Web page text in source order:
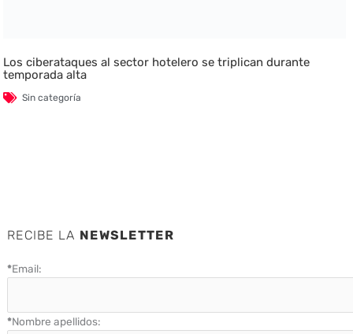
Los ciberataques al sector hotelero se triplican durante
temporada alta
Sin categoría
RECIBE LA NEWSLETTER
*Email:
*Nombre apellidos: